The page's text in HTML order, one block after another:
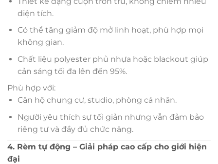
diện tích.
Có thể tăng giảm độ mở linh hoạt, phù hợp mọi
không gian.
Chất liệu polyester phủ nhựa hoặc blackout giúp
cản sáng tối đa lên đến 95%.
Phù hợp với:
Căn hộ chung cư, studio, phòng cá nhân.
Người yêu thích sự tối giản nhưng vẫn đảm bảo
riêng tư và đầy đủ chức năng.
4. Rèm tự động – Giải pháp cao cấp cho giới hiện
đại